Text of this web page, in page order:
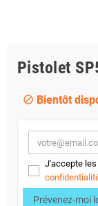
Pistolet
block Bientôt
J'accepte les
Prévenez-moi